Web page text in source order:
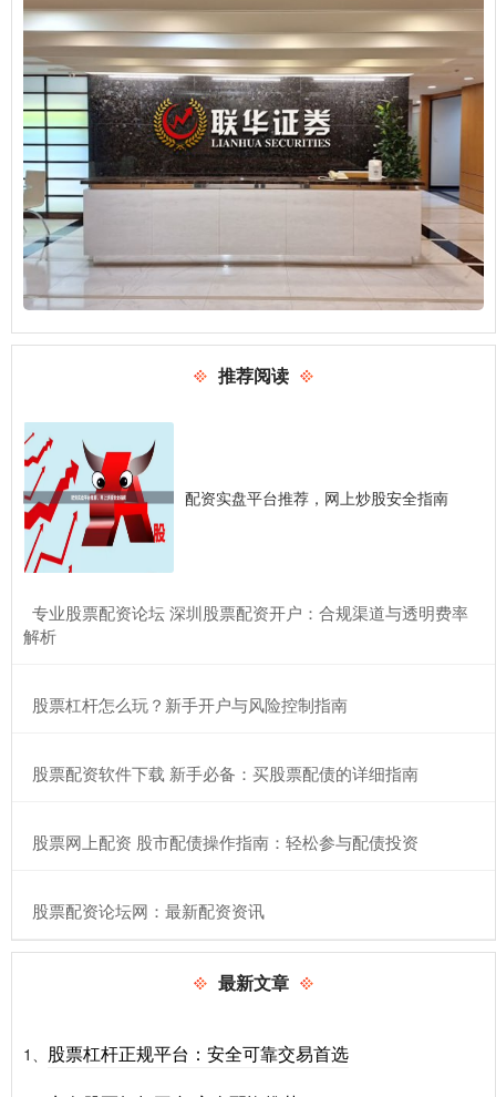
推荐阅读
配资实盘平台推荐，网上炒股安全指南
​专业股票配资论坛 深圳股票配资开户：合规渠道与透明费率
解析
​股票杠杆怎么玩？新手开户与风险控制指南
​股票配资软件下载 新手必备：买股票配债的详细指南
​股票网上配资 股市配债操作指南：轻松参与配债投资
​股票配资论坛网：最新配资资讯
最新文章
1、 股票杠杆正规平台：安全可靠交易首选